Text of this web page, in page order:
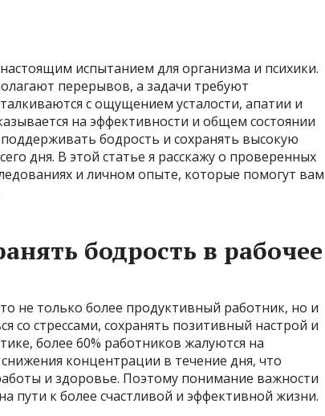
испытанием для организма и психики.
перерывов, а задачи требуют
с ощущением усталости, апатии и
на эффективности и общем состоянии
бодрость и сохранять высокую
дня. В этой статье я расскажу о проверенных
и личном опыте, которые помогут вам
бодрость в рабочее
не только более продуктивный работник, но и
со стрессами, сохранять позитивный настрой и
более 60% работников жалуются на
концентрации в течение дня, что
и здоровье. Поэтому понимание важности
пути к более счастливой и эффективной жизни.